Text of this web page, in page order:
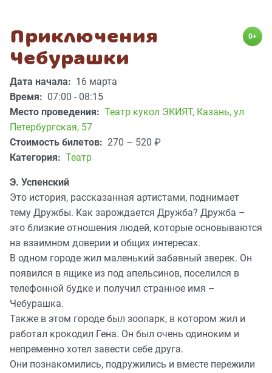
Приключения
Чебурашки
0+
Дата начала: 16 марта
Время: 07:00 - 08:15
Место проведения: Театр кукол ЭКИЯТ, Казань, ул
Петербургская, 57
Стоимость билетов: 270 – 520 ₽
Категория: Театр
Э. Успенский
Это история, рассказанная артистами, поднимает
тему Дружбы. Как зарождается Дружба? Дружба –
это близкие отношения людей, которые основываются
на взаимном доверии и общих интересах.
В одном городе жил маленький забавный зверек. Он
появился в ящике из под апельсинов, поселился в
телефонной будке и получил странное имя –
Чебурашка.
Также в этом городе был зоопарк, в котором жил и
работал крокодил Гена. Он был очень одиноким и
непременно хотел завести себе друга.
Они познакомились, подружились и вместе пережили